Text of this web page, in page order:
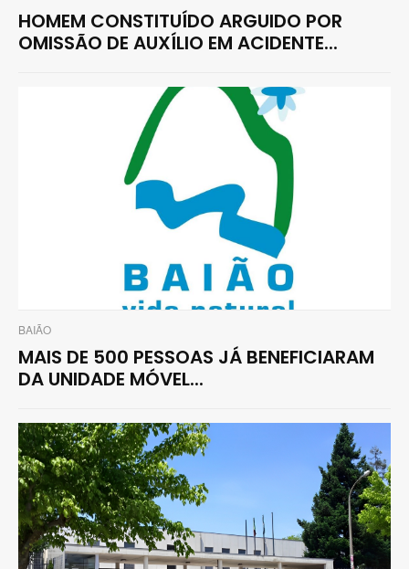
HOMEM CONSTITUÍDO ARGUIDO POR
OMISSÃO DE AUXÍLIO EM ACIDENTE...
BAIÃO
MAIS DE 500 PESSOAS JÁ BENEFICIARAM
DA UNIDADE MÓVEL...